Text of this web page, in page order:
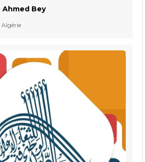
Ahmed Bey